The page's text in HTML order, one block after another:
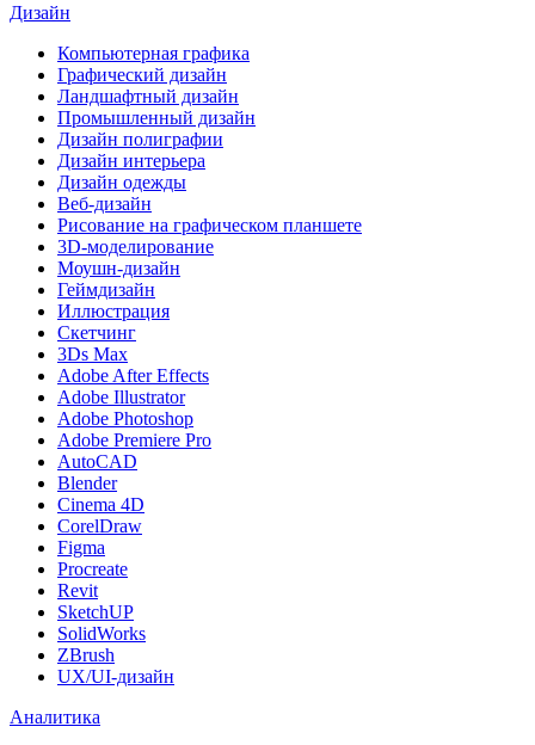
Дизайн
Компьютерная графика
Графический дизайн
Ландшафтный дизайн
Промышленный дизайн
Дизайн полиграфии
Дизайн интерьера
Дизайн одежды
Веб-дизайн
Рисование на графическом планшете
3D-моделирование
Моушн-дизайн
Геймдизайн
Иллюстрация
Скетчинг
3Ds Max
Adobe After Effects
Adobe Illustrator
Adobe Photoshop
Adobe Premiere Pro
AutoCAD
Blender
Cinema 4D
CorelDraw
Figma
Procreate
Revit
SketchUP
SolidWorks
ZBrush
UX/UI-дизайн
Аналитика